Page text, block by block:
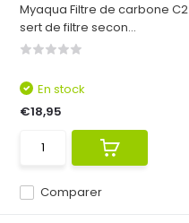
Myaqua Filtre de carbone C2
sert de filtre secon...
Comparer
En stock
€18,95